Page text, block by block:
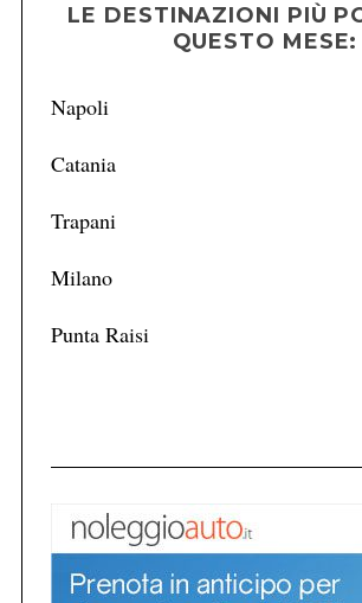
LE DESTINAZIONI PIÙ
QUESTO MESE:
Napoli
Catania
Trapani
Milano
Punta Raisi